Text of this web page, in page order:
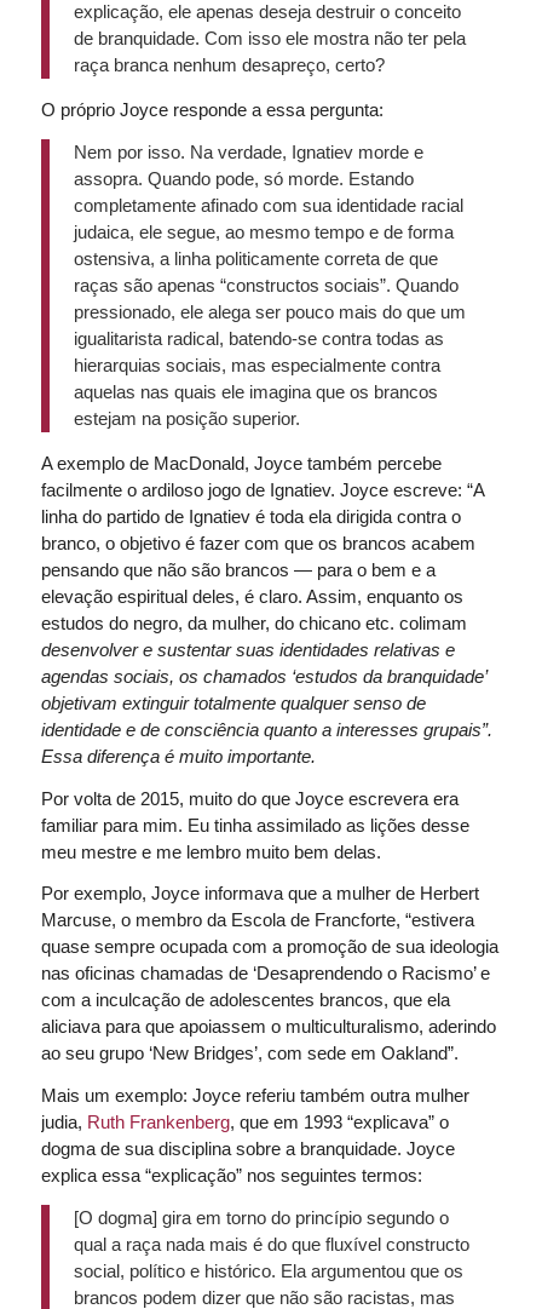
explicação, ele apenas deseja destruir o conceito
de branquidade. Com isso ele mostra não ter pela
raça branca nenhum desapreço, certo?
O próprio Joyce responde a essa pergunta:
Nem por isso. Na verdade, Ignatiev morde e
assopra. Quando pode, só morde. Estando
completamente afinado com sua identidade racial
judaica, ele segue, ao mesmo tempo e de forma
ostensiva, a linha politicamente correta de que
raças são apenas “constructos sociais”. Quando
pressionado, ele alega ser pouco mais do que um
igualitarista radical, batendo-se contra todas as
hierarquias sociais, mas especialmente contra
aquelas nas quais ele imagina que os brancos
estejam na posição superior.
A exemplo de MacDonald, Joyce também percebe
facilmente o ardiloso jogo de Ignatiev. Joyce escreve: “A
linha do partido de Ignatiev é toda ela dirigida contra o
branco, o objetivo é fazer com que os brancos acabem
pensando que não são brancos — para o bem e a
elevação espiritual deles, é claro. Assim, enquanto os
estudos do negro, da mulher, do chicano etc. colimam
desenvolveresustentarsuas identidades relativas e
agendas sociais, os chamados ‘estudos da branquidade’
objetivam extinguirtotalmente qualquer senso de
identidade e de consciência quanto a interesses grupais”.
Essa diferença é muito importante.
Por volta de 2015, muito do que Joyce escrevera era
familiar para mim. Eu tinha assimilado as lições desse
meu mestre e me lembro muito bem delas.
Por exemplo, Joyce informava que a mulher de Herbert
Marcuse, o membro da Escola de Francforte, “estivera
quase sempre ocupada com a promoção de sua ideologia
nas oficinas chamadas de ‘Desaprendendo o Racismo’ e
com a inculcação de adolescentes brancos, que ela
aliciava para que apoiassem o multiculturalismo, aderindo
ao seu grupo ‘New Bridges’, com sede em Oakland”.
Mais um exemplo: Joyce referiu também outra mulher
judia, Ruth Frankenberg, que em 1993 “explicava” o
dogma de sua disciplina sobre a branquidade. Joyce
explica essa “explicação” nos seguintes termos:
[O dogma] gira em torno do princípio segundo o
qual a raça nada mais é do que fluxível constructo
social, político e histórico. Ela argumentou que os
brancos podem dizer que não são racistas, mas